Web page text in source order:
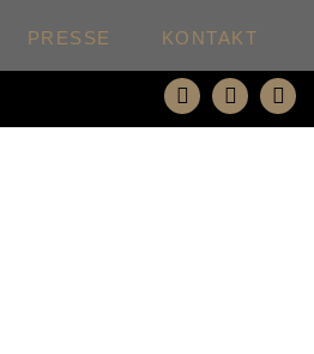
PRESSE KONTAKT